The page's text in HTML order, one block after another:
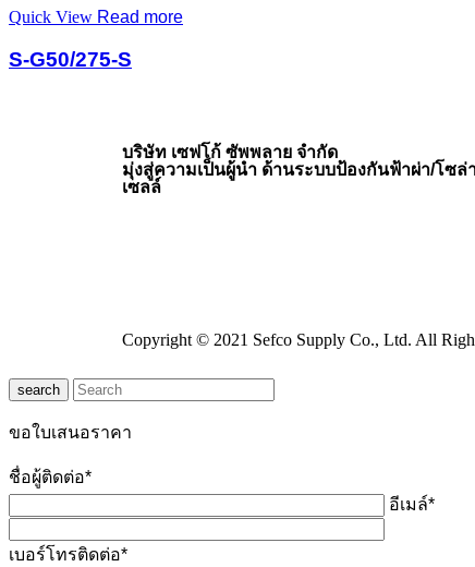
Quick View Read more
S-G50/275-S
บริษัท เซฟโก้ ซัพพลาย จำกัด
มุ่งสู่ความเป็นผู้นำ ด้านระบบป้องกันฟ้าผ่า/โซล่
เซลล์
Copyright © 2021 Sefco Supply Co., Ltd. All
search
ขอใบเสนอราคา
ชื่อผู้ติดต่อ*
อีเมล์*
เบอร์โทรติดต่อ*